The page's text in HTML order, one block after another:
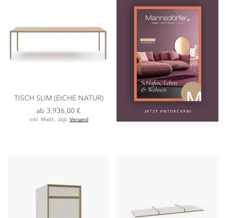
TISCH SLIM (EICHE NATUR)
ab 3.936,00 €
inkl. MwSt., zzgl. Versand